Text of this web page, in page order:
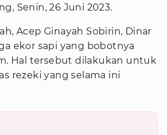
Senin, 26 Juni 2023.
Acep Ginayah Sobirin, Dinar
ekor sapi yang bobotnya
Hal tersebut dilakukan untuk
rezeki yang selama ini